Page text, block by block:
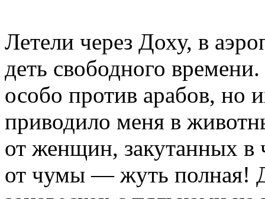
Летели через Доху, в
деть свободного
особо против арабов, но
приводило меня в
от женщин, закутанных в
от чумы — жуть полная!